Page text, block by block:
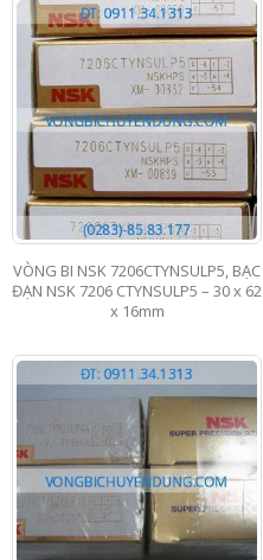
VÒNG BI NSK 7206CTYNSULP5, BẠC
ĐẠN NSK 7206 CTYNSULP5 – 30 x 62
x 16mm